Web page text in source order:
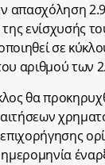
ενίσχυσής
σε
αριθμού των
θα